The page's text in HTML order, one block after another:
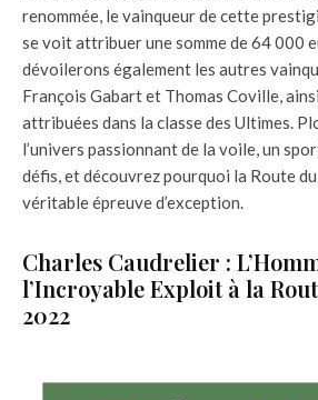
renommée, le vainqueur de cette
se voit attribuer une somme de 64 000
dévoilerons également les autres
François Gabart et Thomas Coville,
attribuées dans la classe des Ultimes.
l’univers passionnant de la voile, un
défis, et découvrez pourquoi la Route
véritable épreuve d’exception.
Charles Caudrelier :
l’Incroyable Exploit à la
2022